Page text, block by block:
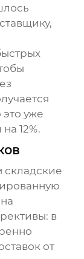
уже
12%.
складские
в
от